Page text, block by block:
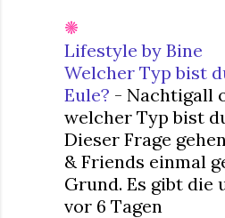
Lifestyle by Bine
Welcher Typ bist
Eule? - Nachtigall
welcher Typ bist
Dieser Frage
& Friends einmal
Grund. Es gibt die
vor 6 Tagen